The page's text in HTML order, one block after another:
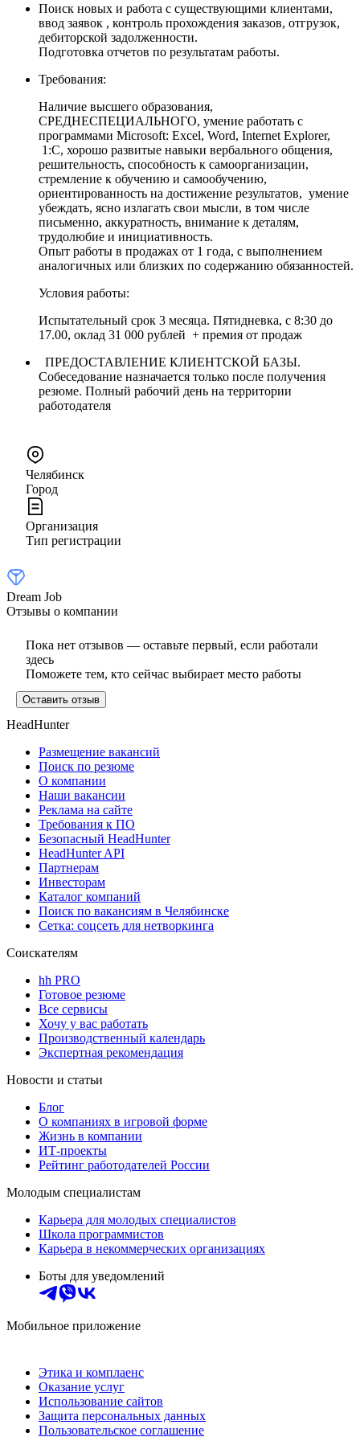
Поиск новых и работа с существующими клиентами,
ввод заявок , контроль прохождения заказов, отгрузок,
дебиторской задолженности.
Подготовка отчетов по результатам работы.
Требования:
Наличие высшего образования,
СРЕДНЕСПЕЦИАЛЬНОГО, умение работать с
программами Microsoft: Excel, Word, Internet Explorer,
1:С, хорошо развитые навыки вербального общения,
решительность, способность к самоорганизации,
стремление к обучению и самообучению,
ориентированность на достижение результатов, умение
убеждать, ясно излагать свои мысли, в том числе
письменно, аккуратность, внимание к деталям,
трудолюбие и инициативность.
Опыт работы в продажах от 1 года, с выполнением
аналогичных или близких по содержанию обязанностей.
Условия работы:
Испытательный срок 3 месяца. Пятидневка, с 8:30 до
17.00, оклад 31 000 рублей + премия от продаж
ПРЕДОСТАВЛЕНИЕ КЛИЕНТСКОЙ БАЗЫ.
Собеседование назначается только после получения
резюме. Полный рабочий день на территории
работодателя
Челябинск
Город
Организация
Тип регистрации
Dream Job
Отзывы о компании
Пока нет отзывов — оставьте первый, если работали
здесь
Поможете тем, кто сейчас выбирает место работы
Оставить отзыв
HeadHunter
Размещение вакансий
Поиск по резюме
О компании
Наши вакансии
Реклама на сайте
Требования к ПО
Безопасный HeadHunter
HeadHunter API
Партнерам
Инвесторам
Каталог компаний
Поиск по вакансиям в Челябинске
Сетка: соцсеть для нетворкинга
Соискателям
hh PRO
Готовое резюме
Все сервисы
Хочу у вас работать
Производственный календарь
Экспертная рекомендация
Новости и статьи
Блог
О компаниях в игровой форме
Жизнь в компании
ИТ-проекты
Рейтинг работодателей России
Молодым специалистам
Карьера для молодых специалистов
Школа программистов
Карьера в некоммерческих организациях
Боты для уведомлений
Мобильное приложение
Этика и комплаенс
Оказание услуг
Использование сайтов
Защита персональных данных
Пользовательское соглашение